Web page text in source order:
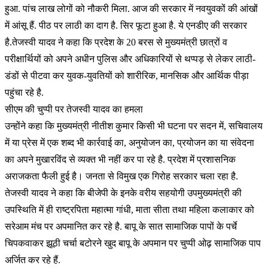
हुआ. पांच लाख लोगों को नौकरी मिला. आज की सरकार में नवयुवकों की आंखों
में आंसू हैं. पीठ पर लाठी का दाग है. सिर फूटा हुआ है. ये एनडीए की सरकार
है.तेजस्वी यादव ने कहा कि प्रदेश के 20 बरस से मुख्यमंत्री छात्रों व
परीक्षार्थियों को अपने अधीन पुलिस और अधिकारियों से थप्पड़ से लेकर लाठी-
डंडों से पीटवा कर युवक-युवतियों को शारीरिक, मानसिक और आर्थिक पीड़ा
पहुंचा रहे है.
सीएम की चुप्पी पर तेजस्वी यादव का हमला
उन्होंने कहा कि मुख्यमंत्री नीतीश कुमार किसी भी घटना पर सदन में, सचिवालय
में या प्रेस में एक शब्द भी कार्रवाई का, अनुयोजन का, प्रयोजन का या संवेदना
का अपने मुखारविंद से व्यक्त भी नहीं कर पा रहे है. प्रदेश में प्रशासनिक
अराजकता फैली हुई है। जनता से विमुख एक गिरोह सरकार चला रहा है.
तेजस्वी यादव ने कहा कि बीजेपी के इनके वरीय सहयोगी उपमुख्यमंत्री की
उपस्थिति में ही राष्ट्रपिता महात्मा गांधी, माता सीता तथा महिला कलाकार को
सरेआम मंच पर अपमानित कर रहे है. बापू के सात सामाजिक पापों के पर्चे
चिपकवाकर झूठी चर्चा बटोरने खुद बापू के अपमान पर चुप्पी ओढ़ सामाजिक पाप
अर्जित कर रहे हैं.